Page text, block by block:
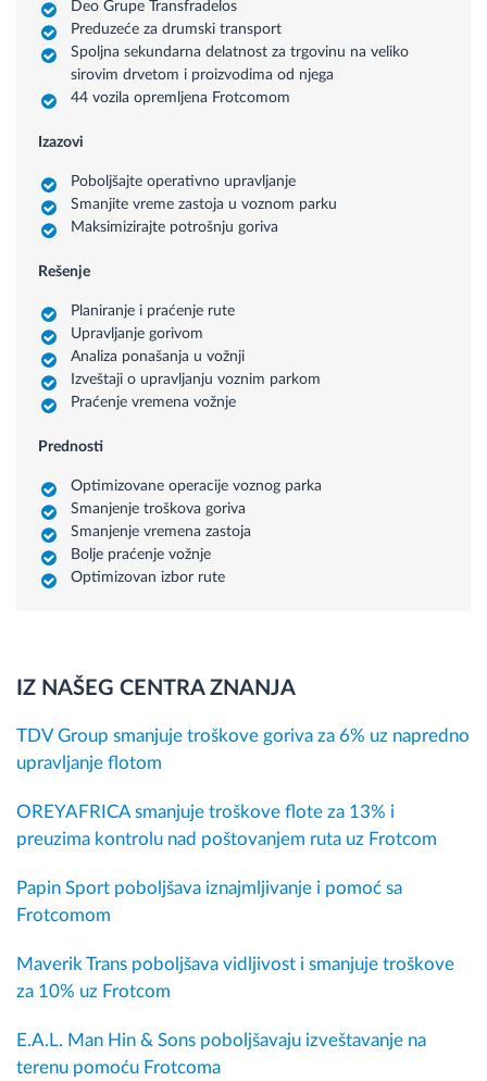
Deo Grupe Transfradelos
Preduzeće za drumski transport
Spoljna sekundarna delatnost za trgovinu na veliko
sirovim drvetom i proizvodima od njega
44 vozila opremljena Frotcomom
Izazovi
Poboljšajte operativno upravljanje
Smanjite vreme zastoja u voznom parku
Maksimizirajte potrošnju goriva
Rešenje
Planiranje i praćenje rute
Upravljanje gorivom
Analiza ponašanja u vožnji
Izveštaji o upravljanju voznim parkom
Praćenje vremena vožnje
Prednosti
Optimizovane operacije voznog parka
Smanjenje troškova goriva
Smanjenje vremena zastoja
Bolje praćenje vožnje
Optimizovan izbor rute
IZ NAŠEG CENTRA ZNANJA
TDV Group smanjuje troškove goriva za 6% uz napredno
upravljanje flotom
OREYAFRICA smanjuje troškove flote za 13% i
preuzima kontrolu nad poštovanjem ruta uz Frotcom
Papin Sport poboljšava iznajmljivanje i pomoć sa
Frotcomom
Maverik Trans poboljšava vidljivost i smanjuje troškove
za 10% uz Frotcom
E.A.L. Man Hin & Sons poboljšavaju izveštavanje na
terenu pomoću Frotcoma